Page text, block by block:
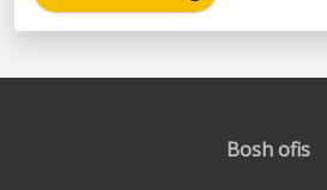
Bosh ofis